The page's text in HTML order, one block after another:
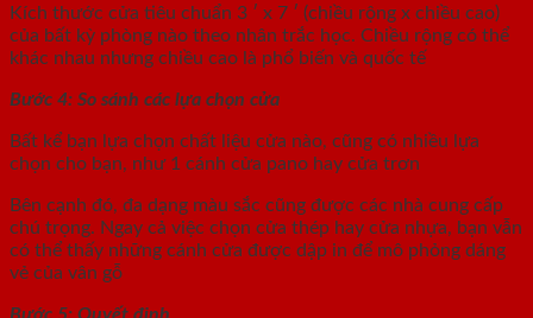
Kích thước cửa tiêu chuẩn 3 ′ x 7 ′ (chiều rộng x chiều cao)
của bất kỳ phòng nào theo nhân trắc học. Chiều rộng có thể
khác nhau nhưng chiều cao là phổ biến và quốc tế
Bước 4: So sánh các lựa chọn cửa
Bất kể bạn lựa chọn chất liệu cửa nào, cũng có nhiều lựa
chọn cho bạn, như 1 cánh cửa pano hay cửa trơn
Bên cạnh đó, đa dạng màu sắc cũng được các nhà cung cấp
chú trọng. Ngay cả việc chọn cửa thép hay cửa nhựa, bạn vẫn
có thể thấy những cánh cửa được dập in để mô phỏng dáng
vẻ của vân gỗ
Bước 5: Quyết định